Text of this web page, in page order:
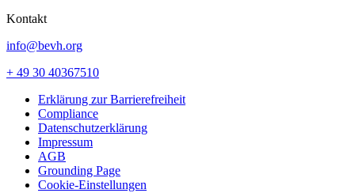
Kontakt
info@bevh.org
+ 49 30 40367510
Erklärung zur Barrierefreiheit
Compliance
Datenschutzerklärung
Impressum
AGB
Grounding Page
Cookie-Einstellungen